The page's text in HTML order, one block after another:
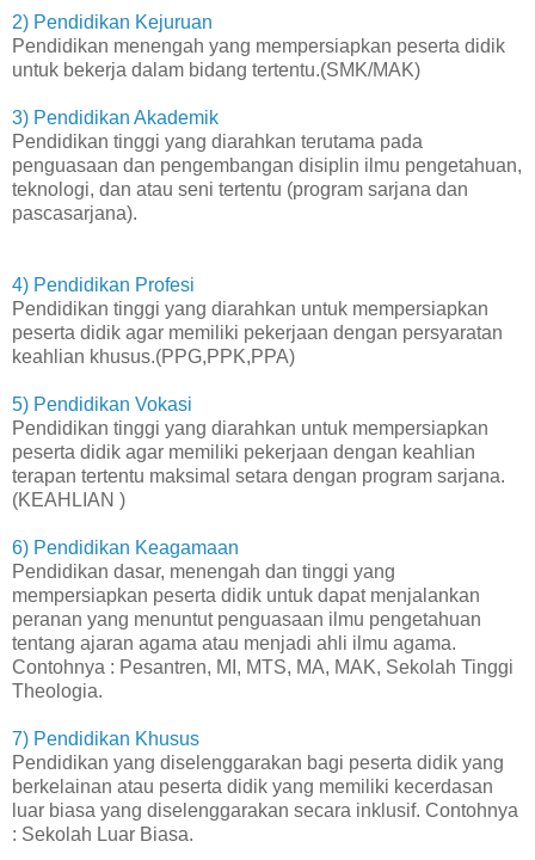
2) Pendidikan Kejuruan
Pendidikan menengah yang mempersiapkan peserta didik
untuk bekerja dalam bidang tertentu.(SMK/MAK)
3) Pendidikan Akademik
Pendidikan tinggi yang diarahkan terutama pada
penguasaan dan pengembangan disiplin ilmu pengetahuan,
teknologi, dan atau seni tertentu (program sarjana dan
pascasarjana).
4) Pendidikan Profesi
Pendidikan tinggi yang diarahkan untuk mempersiapkan
peserta didik agar memiliki pekerjaan dengan persyaratan
keahlian khusus.(PPG,PPK,PPA)
5) Pendidikan Vokasi
Pendidikan tinggi yang diarahkan untuk mempersiapkan
peserta didik agar memiliki pekerjaan dengan keahlian
terapan tertentu maksimal setara dengan program sarjana.
(KEAHLIAN )
6) Pendidikan Keagamaan
Pendidikan dasar, menengah dan tinggi yang
mempersiapkan peserta didik untuk dapat menjalankan
peranan yang menuntut penguasaan ilmu pengetahuan
tentang ajaran agama atau menjadi ahli ilmu agama.
Contohnya : Pesantren, MI, MTS, MA, MAK, Sekolah Tinggi
Theologia.
7) Pendidikan Khusus
Pendidikan yang diselenggarakan bagi peserta didik yang
berkelainan atau peserta didik yang memiliki kecerdasan
luar biasa yang diselenggarakan secara inklusif. Contohnya
: Sekolah Luar Biasa.